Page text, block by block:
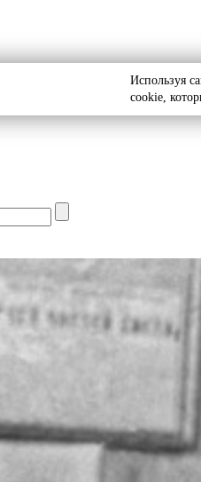
Используя
cookie,